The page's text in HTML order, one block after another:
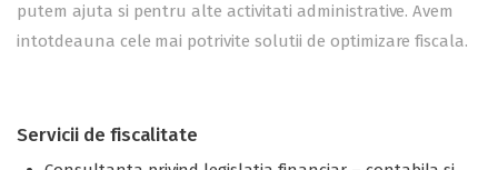
putem ajuta si pentru alte activitati administrative. Avem
intotdeauna cele mai potrivite solutii de optimizare fiscala.
Servicii de fiscalitate